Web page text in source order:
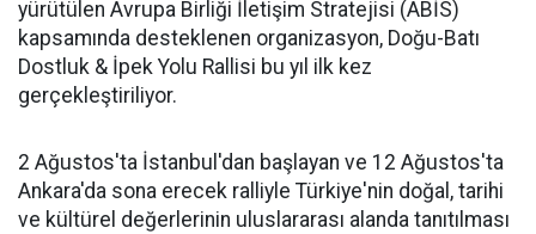
yürütülen Avrupa Birliği İletişim Stratejisi (ABİS)
kapsamında desteklenen organizasyon, Doğu-Batı
Dostluk & İpek Yolu Rallisi bu yıl ilk kez
gerçekleştiriliyor.
2 Ağustos'ta İstanbul'dan başlayan ve 12 Ağustos'ta
Ankara'da sona erecek ralliyle Türkiye'nin doğal, tarihi
ve kültürel değerlerinin uluslararası alanda tanıtılması